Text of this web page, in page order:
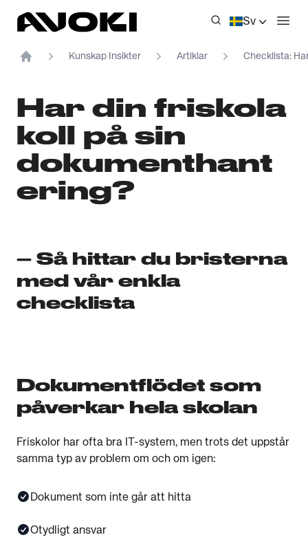
Avoki Sv
Kunskap Insikter Artiklar Checklista:
Har din friskola
koll på sin
dokumenthant
ering?
– Så hittar du bristerna
med vår enkla
checklista
Dokumentflödet som
påverkar hela skolan
Friskolor har ofta bra IT-system, men trots det uppstår
samma typ av problem om och om igen:
Dokument som inte går att hitta
Otydligt ansvar